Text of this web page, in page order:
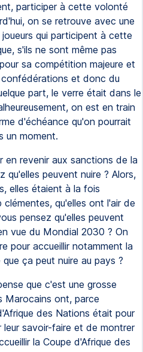
participer à cette volonté
on se retrouve avec une
qui participent à cette
s'ils ne sont même pas
sa compétition majeure et
et donc du
part, le verre était dans le
on est en train
d'échéance qu'on pourrait
un moment.
en revenir aux sanctions de la
qu'elles peuvent nuire ? Alors,
elles étaient à la fois
qu'elles ont l'air de
pensez qu'elles peuvent
vue du Mondial 2030 ? On
pour accueillir notamment la
ça peut nuire au pays ?
que c'est une grosse
Marocains ont, parce
des Nations était pour
savoir-faire et de montrer
la Coupe d'Afrique des